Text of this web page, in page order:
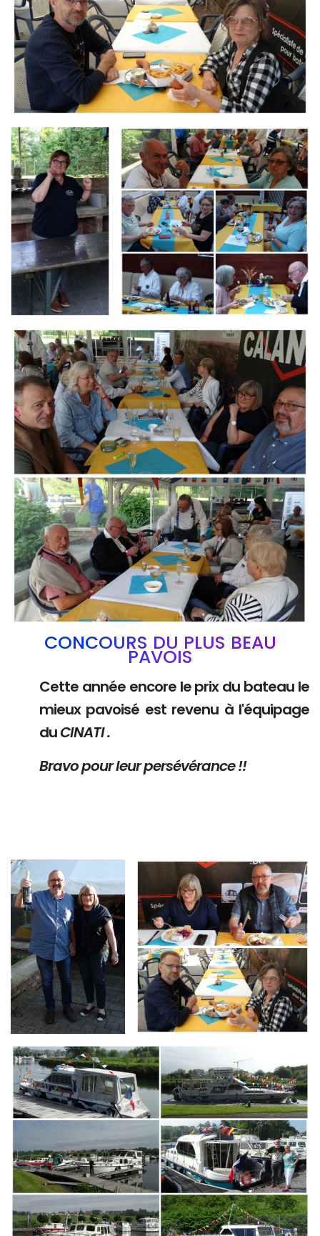
Branding
ARMCHAIR
Branding
ARMCHAIR
Branding
ARMCHAIR
CONCOURS DU PLUS BEAU
PAVOIS
Cette année encore le prix du bateau le
mieux pavoisé est revenu à l'équipage
duCINATI .
Bravo pour leur persévérance !!
Branding
ARMCHAIR ARMCHAIR
Branding
ARMCHAIR